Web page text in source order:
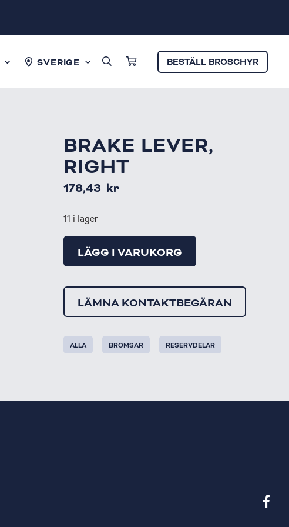
SVERIGE BESTÄLL BROSCHYR
BRAKE LEVER,
RIGHT
178,43 kr
11 i lager
LÄGG I VARUKORG
LÄMNA KONTAKTBEGÄRAN
ALLA BROMSAR RESERVDELAR